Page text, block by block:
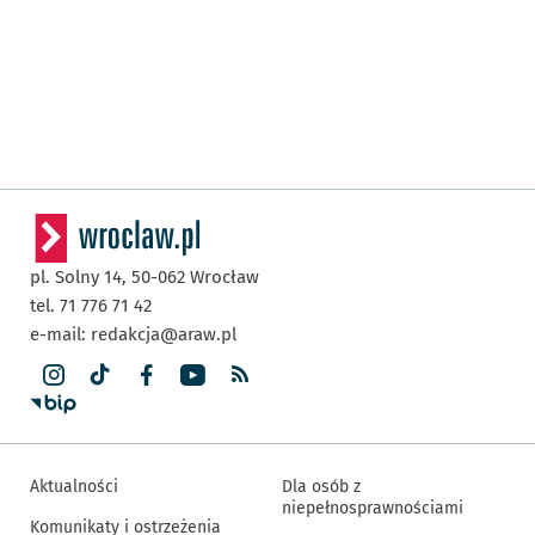
pl. Solny 14, 50-062 Wrocław
tel. 71 776 71 42
e-mail: redakcja@araw.pl
Aktualności
Komunikaty i ostrzeżenia
Dla osób z
niepełnosprawnościami